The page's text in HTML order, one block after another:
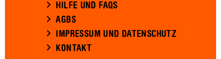
HILFE UND FAQS
AGBS
IMPRESSUM UND DATENSCHUTZ
KONTAKT